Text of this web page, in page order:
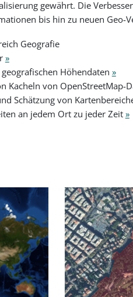
gewährt. Die
bis hin zu neuen
»
Höhendaten »
Kacheln von OpenStreetMap-
Schätzung von
an jedem Ort zu jeder Zeit»